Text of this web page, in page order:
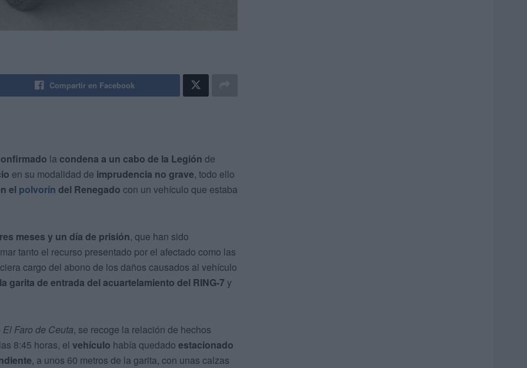
Compartir en Facebook
la condena a un cabo de la Legión de
en su modalidad de imprudencia no grave, todo ello
el polvorín del Renegado con un vehículo que estaba
meses y un día de prisión, que han sido
tanto el recurso presentado por el afectado como las
cargo del abono de los daños causados al vehículo
garita de entrada del acuartelamiento del RING-7 y
El Faro de Ceuta, se recoge la relación de hechos
8:45 horas, el vehículo había quedado estacionado
, a unos 60 metros de la garita, con unas calzas